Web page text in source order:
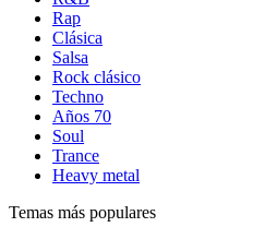
Rap
Clásica
Salsa
Rock clásico
Techno
Años 70
Soul
Trance
Heavy metal
Temas más populares